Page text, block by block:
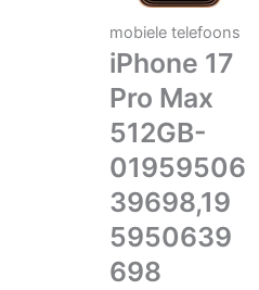
mobiele telefoons
iPhone 17
Pro Max
512GB-
01959506
39698,19
5950639
698